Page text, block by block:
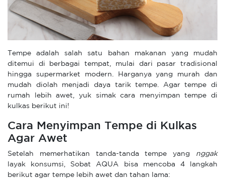
Tempe adalah salah satu bahan makanan yang mudah
ditemui di berbagai tempat, mulai dari pasar tradisional
hingga supermarket modern. Harganya yang murah dan
mudah diolah menjadi daya tarik tempe. Agar tempe di
rumah lebih awet, yuk simak cara menyimpan tempe di
kulkas berikut ini!
Cara Menyimpan Tempe di Kulkas
Agar Awet
Setelah memerhatikan tanda-tanda tempe yang nggak
layak konsumsi, Sobat AQUA bisa mencoba 4 langkah
berikut agar tempe lebih awet dan tahan lama: